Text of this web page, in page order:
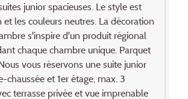
junior spacieuses. Le style est
les couleurs neutres. La décoration
s'inspire d'un produit régional
chaque chambre unique. Parquet
vous réservons une suite junior
chaussée et 1er étage, max. 3
terrasse privée et vue imprenable